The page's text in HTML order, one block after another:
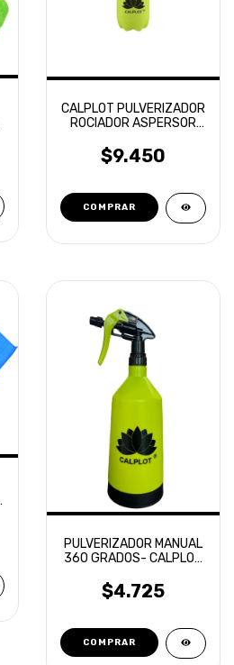
CALPLOT PULVERIZADOR
ROCIADOR ASPERSOR
$9.450
PULVERIZADOR MANUAL
360 GRADOS- CALPLOT
$4.725